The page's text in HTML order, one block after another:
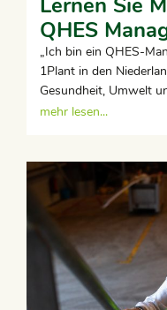
QHES
„Ich bin ein QHES-
1Plant in den
Gesundheit, Umwelt
mehr lesen...